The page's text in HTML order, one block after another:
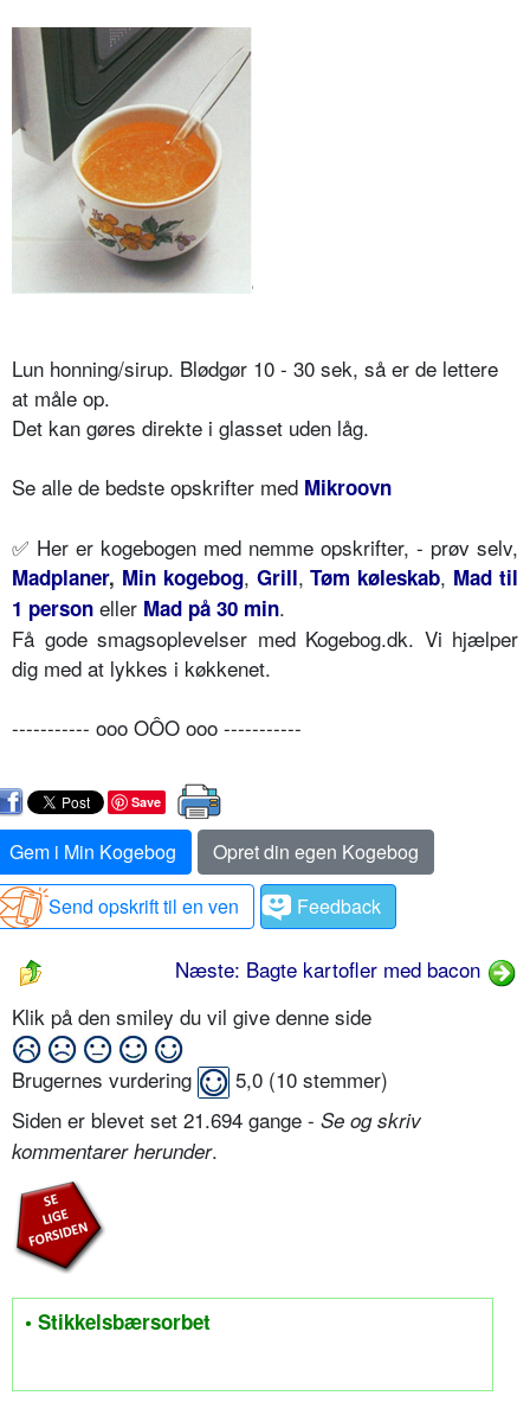
Lun honning/sirup. Blødgør 10 - 30 sek, så er de lettere
at måle op.
Det kan gøres direkte i glasset uden låg.
Se alle de bedste opskrifter med Mikroovn
✅ Her er kogebogen med nemme opskrifter, - prøv selv,
Madplaner, Min kogebog, Grill,Tøm køleskab, Mad til
1 person eller Mad på 30 min.
Få gode smagsoplevelser med Kogebog.dk. Vi hjælper
dig med at lykkes i køkkenet.
----------- ooo OÔO ooo -----------
Save
Gem i Min Kogebog
Opret din egen Kogebog
Send opskrift til en ven
Feedback
Næste: Bagte kartofler med bacon
Klik på den smiley du vil give denne side
Brugernes vurdering 5,0 (10 stemmer)
Siden er blevet set 21.694 gange - Se og skriv
kommentarer herunder.
• Stikkelsbærsorbet